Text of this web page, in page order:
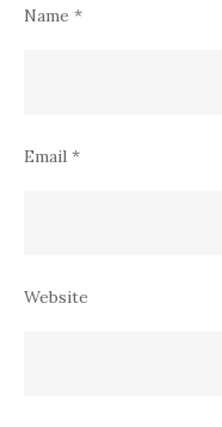
Name *
Email *
Website